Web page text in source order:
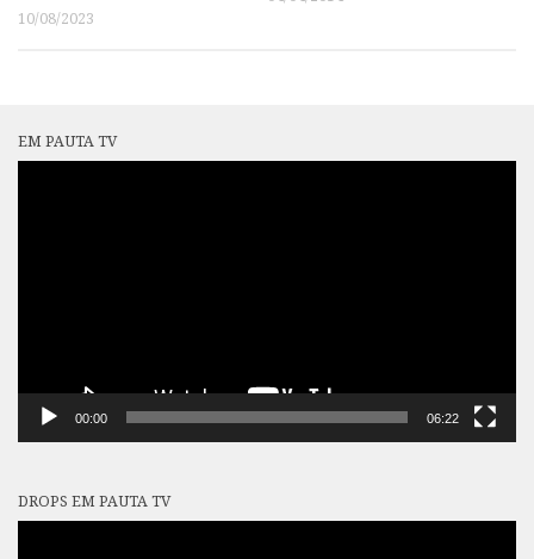
10/08/2023
EM PAUTA TV
00:00 06:22
DROPS EM PAUTA TV